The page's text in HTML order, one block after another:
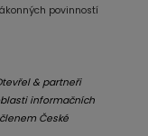
povinností
& partneři
informačních
České